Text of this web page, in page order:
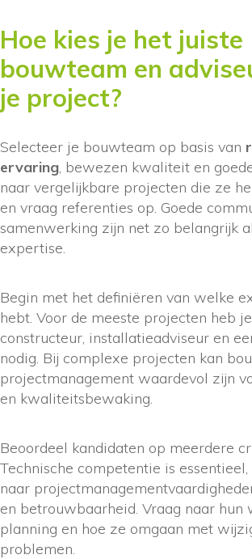
Hoe kies je het juiste
bouwteam en
je project?
Selecteer je bouwteam op basis van
ervaring, bewezen kwaliteit en
naar vergelijkbare projecten die ze
en vraag referenties op. Goede
samenwerking zijn net zo belangrijk
expertise.
Begin met het definiëren van welke
hebt. Voor de meeste projecten heb
constructeur, installatieadviseur en
nodig. Bij complexe projecten kan
projectmanagement waardevol zijn
en kwaliteitsbewaking.
Beoordeel kandidaten op meerdere
Technische competentie is
naar
en betrouwbaarheid. Vraag naar hun
planning en hoe ze omgaan met
problemen.